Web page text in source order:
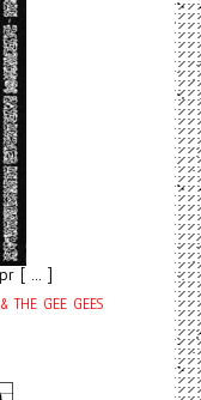
[ ... ]
GEE GEES